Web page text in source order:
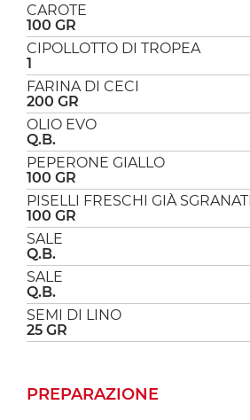
CAROTE
100 GR
CIPOLLOTTO DI TROPEA
1
FARINA DI CECI
200 GR
OLIO EVO
Q.B.
PEPERONE GIALLO
100 GR
PISELLI FRESCHI GIÀ SGRANATI
100 GR
SALE
Q.B.
SALE
Q.B.
SEMI DI LINO
25 GR
PREPARAZIONE